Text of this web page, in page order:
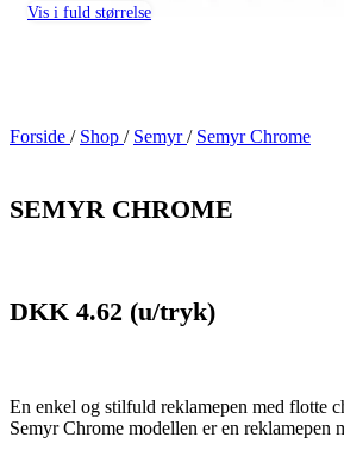
Vis i fuld størrelse
Forside / Shop / Semyr/ Semyr Chrome
SEMYR CHROME
DKK 4.62 (u/tryk)
En enkel og stilfuld reklamepen med flotte
Semyr Chrome modellen er en reklamepen